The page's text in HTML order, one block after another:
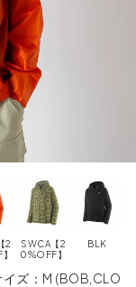
2
SWCA【2
0%OFF】
BLK
ズ：M (BOB,CLO